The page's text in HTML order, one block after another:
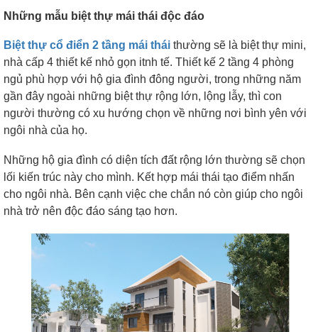
Những mẫu biệt thự mái thái độc đáo
Biệt thự cổ điển 2 tầng mái thái thường sẽ là biệt thự mini,
nhà cấp 4 thiết kế nhỏ gọn itnh tế. Thiết kế 2 tầng 4 phòng
ngủ phù hợp với hộ gia đình đông người, trong những năm
gần đây ngoài những biệt thự rộng lớn, lộng lẫy, thì con
người thường có xu hướng chọn về những nơi bình yên với
ngôi nhà của họ.
Những hộ gia đình có diện tích đất rộng lớn thường sẽ chọn
lối kiến trúc này cho mình. Kết hợp mái thái tạo điểm nhấn
cho ngôi nhà. Bên cạnh việc che chắn nó còn giúp cho ngôi
nhà trở nên độc đáo sáng tạo hơn.